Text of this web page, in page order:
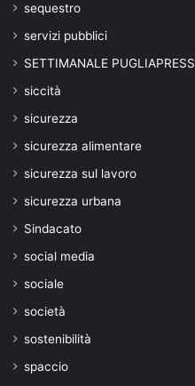
sequestro
servizi pubblici
SETTIMANALE PUGLIAPRESS
siccità
sicurezza
sicurezza alimentare
sicurezza sul lavoro
sicurezza urbana
Sindacato
social media
sociale
società
sostenibilità
spaccio